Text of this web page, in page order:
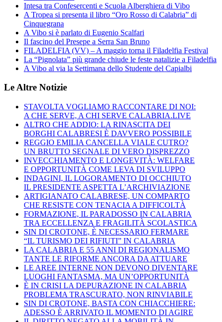
Intesa tra Confesercenti e Scuola Alberghiera di Vibo
A Tropea si presenta il libro “Oro Rosso di Calabria” di
Cinquegrana
A Vibo si è parlato di Eugenio Scalfari
Il fascino del Presepe a Serra San Bruno
FILADELFIA (VV) – A maggio torna il Filadelfia Festival
La “Pignolata” più grande chiude le feste natalizie a Filadelfia
A Vibo al via la Settimana dello Studente del Capialbi
Le Altre Notizie
STAVOLTA VOGLIAMO RACCONTARE DI NOI:
A CHE SERVE, A CHI SERVE CALABRIA.LIVE
ALTRO CHE ADDIO: LA RINASCITA DEI
BORGHI CALABRESI È DAVVERO POSSIBILE
REGGIO EMILIA CANCELLA VIALE CUTRO?
UN BRUTTO SEGNALE DI VERO DISPREZZO
INVECCHIAMENTO E LONGEVITÀ: WELFARE
E OPPORTUNITÀ COME LEVA DI SVILUPPO
INDAGINI, IL LOGORAMENTO DI OCCHIUTO
IL PRESIDENTE ASPETTA L’ARCHIVIAZIONE
ARTIGIANATO CALABRESE, UN COMPARTO
CHE RESISTE CON TENACIA A DIFFICOLTÀ
FORMAZIONE, IL PARADOSSO IN CALABRIA
TRA ECCELLENZA E FRAGILITÀ SCOLASTICA
SIN DI CROTONE, È NECESSARIO FERMARE
“IL TURISMO DEI RIFIUTI” IN CALABRIA
LA CALABRIA E 55 ANNI DI REGIONALISMO
TANTE LE RIFORME ANCORA DA ATTUARE
LE AREE INTERNE NON DEVONO DIVENTARE
LUOGHI FANTASMA, MA UN’OPPORTUNITÀ
È IN CRISI LA DEPURAZIONE IN CALABRIA
PROBLEMA TRASCURATO, NON RINVIABILE
SIN DI CROTONE, BASTA CON CHIACCHIERE:
ADESSO È ARRIVATO IL MOMENTO DI AGIRE